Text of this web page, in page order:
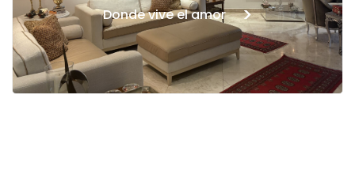
Donde vive el amor >